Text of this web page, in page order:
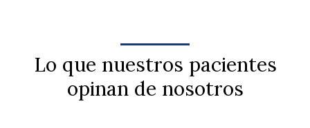
Lo que nuestros pacientes
opinan de nosotros